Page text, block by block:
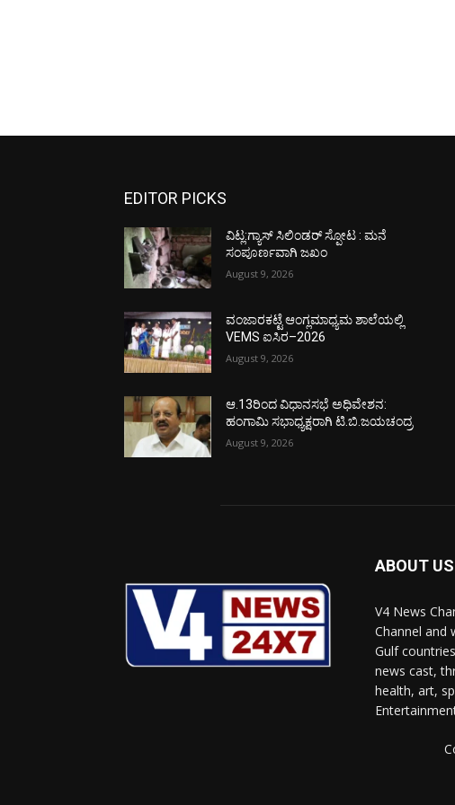
EDITOR PICKS
ವಿಟ್ಲ:ಗ್ಯಾಸ್ ಸಿಲಿಂಡರ್ ಸ್ಪೋಟ : ಮನೆ
ಸಂಪೂರ್ಣವಾಗಿ ಜಖಂ
August 9, 2026
ವಂಜಾರಕಟ್ಟೆ ಆಂಗ್ಲಮಾಧ್ಯಮ ಶಾಲೆಯಲ್ಲಿ
VEMS ಐಸಿರ–2026
August 9, 2026
ಆ.13ರಿಂದ ವಿಧಾನಸಭೆ ಅಧಿವೇಶನ:
ಹಂಗಾಮಿ ಸಭಾಧ್ಯಕ್ಷರಾಗಿ ಟಿ.ಬಿ.ಜಯಚಂದ್ರ
August 9, 2026
ABOUT US
V4 News
Channel and
Gulf
news cast,
health, art,